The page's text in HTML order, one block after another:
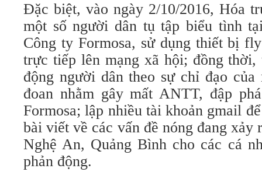
Đặc biệt, vào ngày 2/10/2016, Hóa
một số người dân tụ tập biểu tình
Công ty Formosa, sử dụng thiết bị
trực tiếp lên mạng xã hội; đồng
động người dân theo sự chỉ đạo
đoan nhằm gây mất ANTT, đập
Formosa; lập nhiều tài khoản gmail
bài viết về các vấn đề nóng đang xảy
Nghệ An, Quảng Bình cho các cá
phản động.